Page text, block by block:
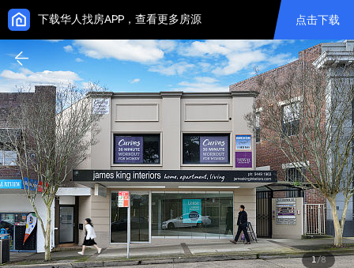
下载华人找房APP，查看更多房源 点击下载
1/8